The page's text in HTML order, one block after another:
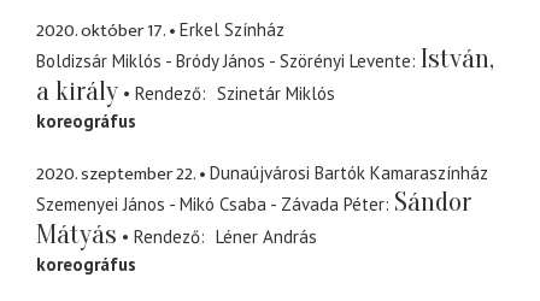
2020. október 17.
Erkel Színház
Boldizsár Miklós - Bródy János - Szörényi Levente István,
a király
Rendező
Szinetár Miklós
koreográfus
2020. szeptember 22.
Dunaújvárosi Bartók Kamaraszínház
Szemenyei János - Mikó Csaba - Závada Péter Sándor
Mátyás
Rendező
Léner András
koreográfus